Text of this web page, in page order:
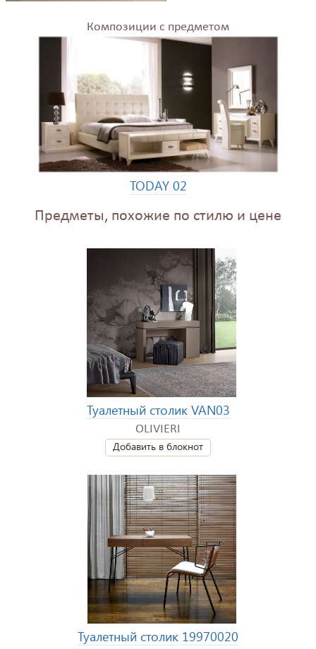
Композиции с предметом
TODAY 02
Предметы, похожие по стилю и цене
Туалетный столик VAN03
OLIVIERI
Добавить в блокнот
Туалетный столик 19970020